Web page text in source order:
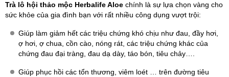
Trà lô hội thảo mộc Herbalife Aloe chính là sự lựa chọn vàng cho
sức khỏe của gia đình bạn với rất nhiều công dụng vượt trội:
Giúp làm giảm hết các triệu chứng khó chịu như đau, đầy hơi,
ợ hơi, ợ chua, cồn cào, nóng rát, các triệu chứng khác của
chứng đau đại tràng, đau dạ dày, táo bón, tiêu chảy….
Giúp phục hồi các tổn thương, viêm loét … trên đường tiêu